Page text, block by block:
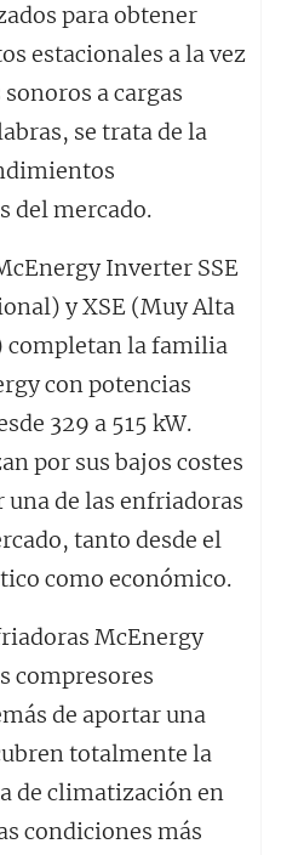
para obtener
estacionales a la vez
a cargas
se trata de la
del mercado.
Inverter SSE
y XSE (Muy Alta
completan la familia
con potencias
329 a 515 kW.
por sus bajos costes
una de las enfriadoras
tanto desde el
como económico.
McEnergy
compresores
de aportar una
totalmente la
de climatización en
condiciones más